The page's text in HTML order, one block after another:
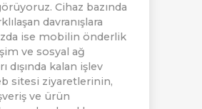
Cihaz bazında
davranışlara
ise mobilin önderlik
ve sosyal ağ
dışında kalan işlev
sitesi ziyaretlerinin,
ve ürün